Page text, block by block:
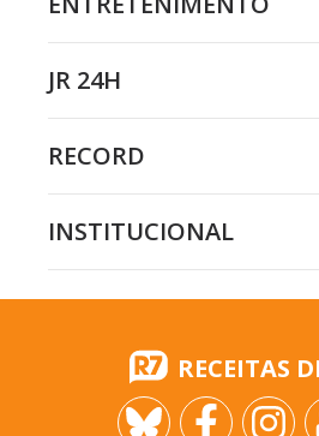
JR 24H
RECORD
INSTITUCIONAL
RECEITAS